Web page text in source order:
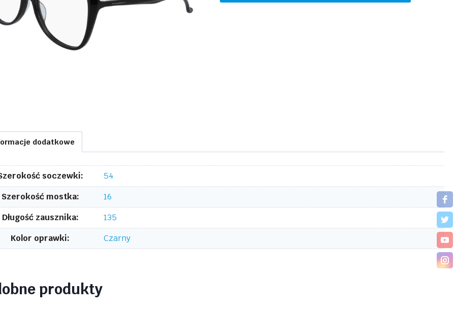
KARAN
dodatkowe
soczewki:
54
Szerokość mostka:
16
Długość zausznika:
135
Kolor oprawki:
Czarny
produkty